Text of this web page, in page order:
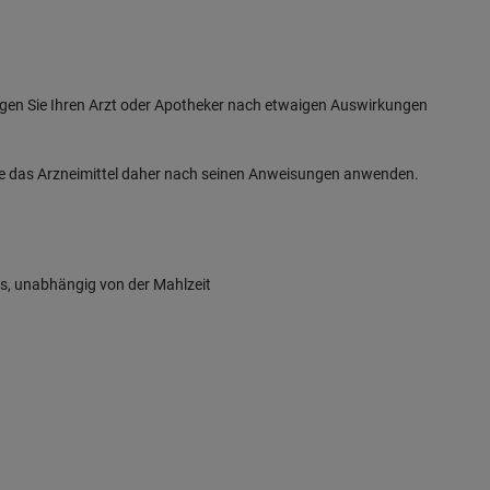
Sie Ihren Arzt oder Apotheker nach etwaigen Auswirkungen
Arzneimittel daher nach seinen Anweisungen anwenden.
unabhängig von der Mahlzeit